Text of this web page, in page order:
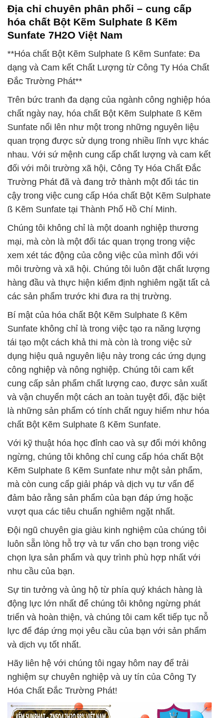
Địa chỉ chuyên phân phối – cung cấp
hóa chất Bột Kẽm Sulphate ß Kẽm
Sunfate 7H2O Việt Nam
**Hóa chất Bột Kẽm Sulphate ß Kẽm Sunfate: Đa
dạng và Cam kết Chất Lượng từ Công Ty Hóa Chất
Đắc Trường Phát**
Trên bức tranh đa dạng của ngành công nghiệp hóa
chất ngày nay, hóa chất Bột Kẽm Sulphate ß Kẽm
Sunfate nổi lên như một trong những nguyên liệu
quan trọng được sử dụng trong nhiều lĩnh vực khác
nhau. Với sứ mệnh cung cấp chất lượng và cam kết
đối với môi trường xã hội, Công Ty Hóa Chất Đắc
Trường Phát đã và đang trở thành một đối tác tin
cậy trong việc cung cấp Hóa chất Bột Kẽm Sulphate
ß Kẽm Sunfate tại Thành Phố Hồ Chí Minh.
Chúng tôi không chỉ là một doanh nghiệp thương
mại, mà còn là một đối tác quan trọng trong việc
xem xét tác động của công việc của mình đối với
môi trường và xã hội. Chúng tôi luôn đặt chất lượng
hàng đầu và thực hiện kiểm định nghiêm ngặt tất cả
các sản phẩm trước khi đưa ra thị trường.
Bí mật của hóa chất Bột Kẽm Sulphate ß Kẽm
Sunfate không chỉ là trong việc tạo ra năng lượng
tái tạo một cách khả thi mà còn là trong việc sử
dụng hiệu quả nguyên liệu này trong các ứng dụng
công nghiệp và nông nghiệp. Chúng tôi cam kết
cung cấp sản phẩm chất lượng cao, được sản xuất
và vận chuyển một cách an toàn tuyệt đối, đặc biệt
là những sản phẩm có tính chất nguy hiểm như hóa
chất Bột Kẽm Sulphate ß Kẽm Sunfate.
Với kỹ thuật hóa học đỉnh cao và sự đổi mới không
ngừng, chúng tôi không chỉ cung cấp hóa chất Bột
Kẽm Sulphate ß Kẽm Sunfate như một sản phẩm,
mà còn cung cấp giải pháp và dịch vụ tư vấn để
đảm bảo rằng sản phẩm của bạn đáp ứng hoặc
vượt qua các tiêu chuẩn nghiêm ngặt nhất.
Đội ngũ chuyên gia giàu kinh nghiệm của chúng tôi
luôn sẵn lòng hỗ trợ và tư vấn cho bạn trong việc
chọn lựa sản phẩm và quy trình phù hợp nhất với
nhu cầu của bạn.
Sự tin tưởng và ủng hộ từ phía quý khách hàng là
động lực lớn nhất để chúng tôi không ngừng phát
triển và hoàn thiện, và chúng tôi cam kết tiếp tục nỗ
lực để đáp ứng mọi yêu cầu của bạn với sản phẩm
và dịch vụ tốt nhất.
Hãy liên hệ với chúng tôi ngay hôm nay để trải
nghiệm sự chuyên nghiệp và uy tín của Công Ty
Hóa Chất Đắc Trường Phát!